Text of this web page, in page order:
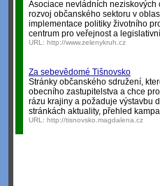
Asociace nevládních
rozvoj občanského sektoru v
implementace politiky životního
centrum pro veřejnost a
URL: http://www.zelenykruh.cz
Za sebevědomé Tišnovsko
Stránky občanského sdružení,
obecního zastupitelstva a chce
rázu krajiny a požaduje výstavbu
stránkách aktuality, přehled
URL: http://tisnovsko.magdalena.cz